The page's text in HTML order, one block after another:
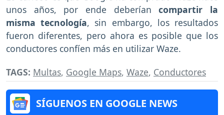
unos años, por ende deberíancompartir la
misma tecnología, sin embargo, los resultados
fueron diferentes, pero ahora es posible que los
conductores confíen más en utilizar Waze.
TAGS: Multas, Google Maps, Waze, Conductores
SÍGUENOS EN GOOGLE NEWS